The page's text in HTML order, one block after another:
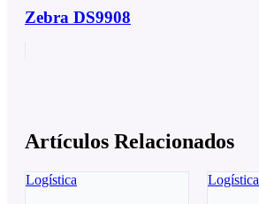
Zebra DS9908
Artículos Relacionados
Logística Logística